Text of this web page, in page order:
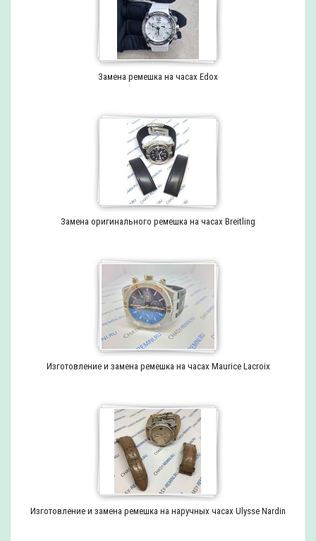
Замена ремешка на часах Edox
Замена оригинального ремешка на часах Breitling
Изготовление и замена ремешка на часах Maurice Lacroix
Изготовление и замена ремешка на наручных часах Ulysse Nardin